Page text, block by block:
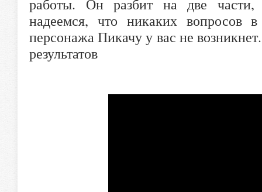
надеемся, что никаких вопросов
персонажа Пикачу у вас не
результатов